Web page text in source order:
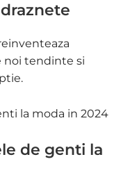
noi tendinte si
de genti la